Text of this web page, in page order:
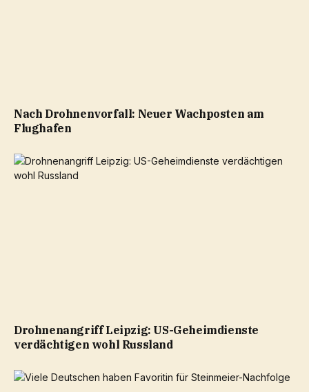
Nach Drohnenvorfall: Neuer Wachposten am
Flughafen
Drohnenangriff Leipzig: US-Geheimdienste
verdächtigen wohl Russland